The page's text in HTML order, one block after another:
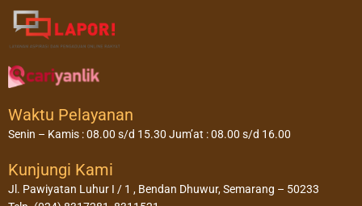
Waktu Pelayanan
Senin – Kamis : 08.00 s/d 15.30 Jum’at : 08.00 s/d 16.00
Kunjungi Kami
Jl. Pawiyatan Luhur I / 1 , Bendan Dhuwur, Semarang – 50233